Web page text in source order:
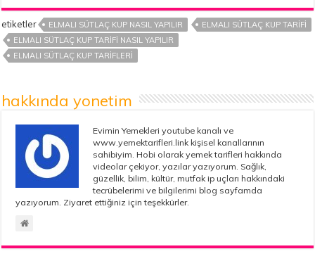
etiketler ELMALI SÜTLAÇ KUP NASIL YAPILIR
ELMALI SÜTLAÇ KUP TARIFI
ELMALI SÜTLAÇ KUP TARIFI NASIL YAPILIR
ELMALI SÜTLAÇ KUP TARIFLERI
hakkında yonetim
Evimin Yemekleri youtube kanalı ve
www.yemektarifleri.link kişisel kanallarının
sahibiyim. Hobi olarak yemek tarifleri hakkında
videolar çekiyor, yazılar yazıyorum. Sağlık,
güzellik, bilim, kültür, mutfak ip uçları hakkındaki
tecrübelerimi ve bilgilerimi blog sayfamda
yazıyorum. Ziyaret ettiğiniz için teşekkürler.